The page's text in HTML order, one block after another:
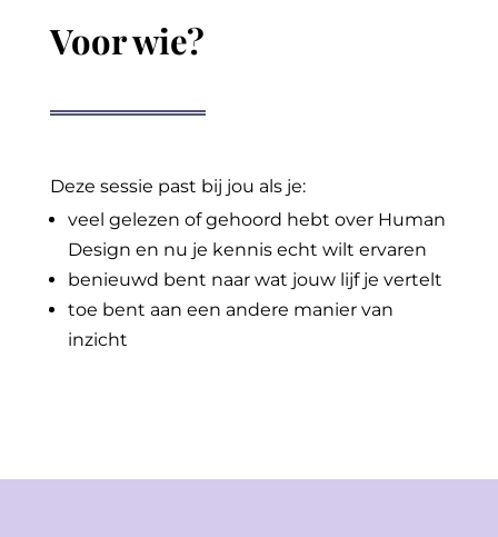
Voor wie?
Deze sessie past bij jou als je:
veel gelezen of gehoord hebt over Human
Design en nu je kennis echt wilt ervaren
benieuwd bent naar wat jouw lijf je vertelt
toe bent aan een andere manier van
inzicht